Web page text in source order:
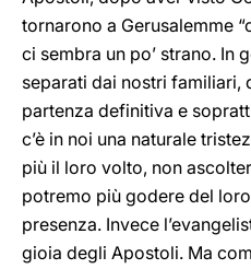
tornarono a Gerusalemme
ci sembra un po’ strano. In
separati dai nostri familiari,
partenza definitiva e
c’è in noi una naturale
più il loro volto, non
potremo più godere del
presenza. Invece
gioia degli Apostoli. Ma